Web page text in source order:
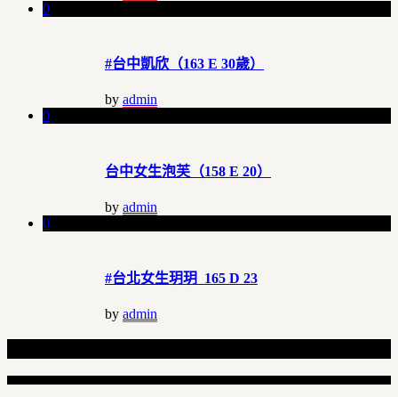
0
#台中凱欣（163 E 30歲）
by admin
0
台中女生泡芙（158 E 20）
by admin
0
#台北女生玥玥 165 D 23
by admin